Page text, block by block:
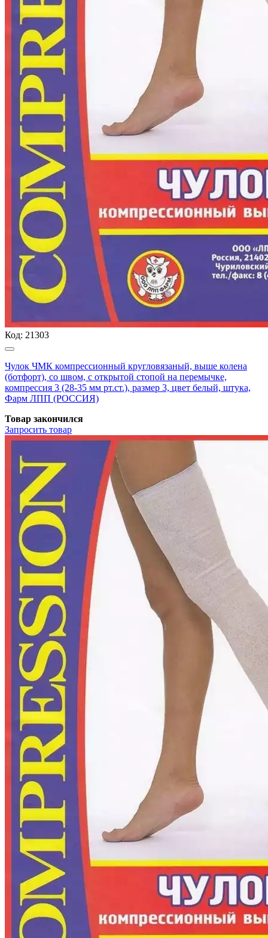
Код: 21303
Чулок ЧМК компрессионный кругловязаный, выше колена
(ботфорт), со швом, с открытой стопой на перемычке,
компрессия 3 (28-35 мм рт.ст.), размер 3, цвет белый, штука,
Фарм ЛПП (РОССИЯ)
Товар закончился
Запросить товар